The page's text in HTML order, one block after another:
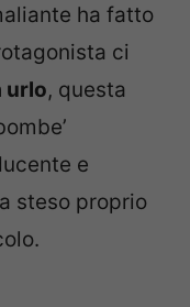
ha fatto
ci
urlo, questa
e
steso proprio